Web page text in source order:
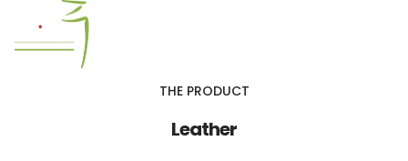
THE PRODUCT
Leather